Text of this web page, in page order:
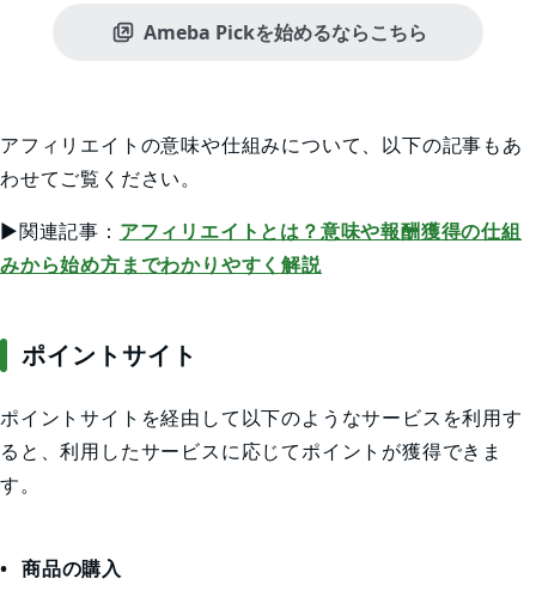
Ameba Pickを始めるならこちら
アフィリエイトの意味や仕組みについて、以下の記事もあ
わせてご覧ください。
▶関連記事： アフィリエイトとは？意味や報酬獲得の仕組
みから始め方までわかりやすく解説
ポイントサイト
ポイントサイトを経由して以下のようなサービスを利用す
ると、利用したサービスに応じてポイントが獲得できま
す。
商品の購入